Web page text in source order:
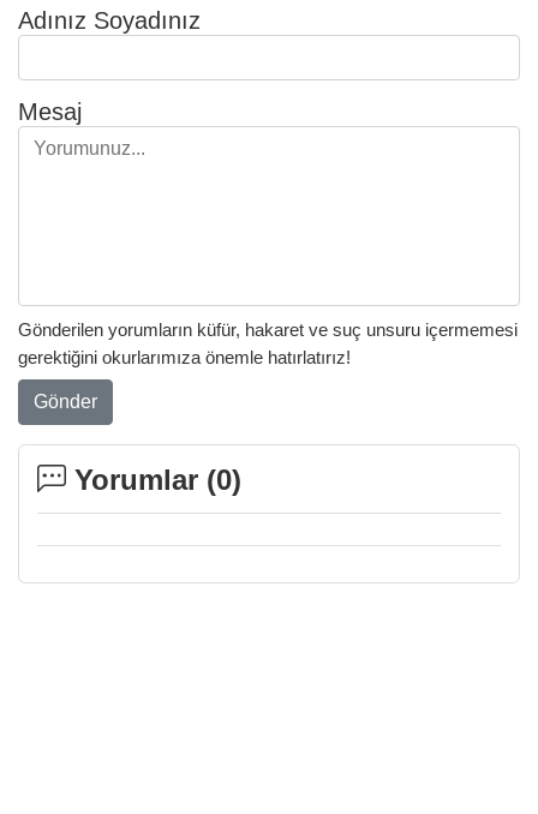
Adınız Soyadınız
Mesaj
Gönderilen yorumların küfür, hakaret ve suç unsuru içermemesi
gerektiğini okurlarımıza önemle hatırlatırız!
Gönder
Yorumlar (0)